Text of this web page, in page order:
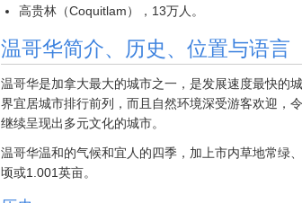
高贵林（Coquitlam），13万人。
温哥华简介、历史、位置与语言
温哥华是加拿大最大的城市之一，是发展速度最快的
界宜居城市排行前列，而且自然环境深受游客欢迎，
继续呈现出多元文化的城市。
温哥华温和的气候和宜人的四季，加上市内草地常绿
顷或1.001英亩。